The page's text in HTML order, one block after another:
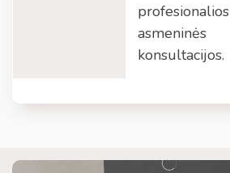
profesionalios
asmeninės
konsultacijos.